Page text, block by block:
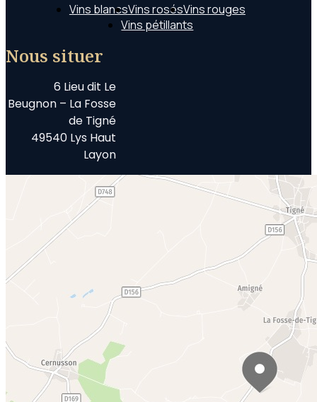
Vins blancsVins rosésVins rouges
Vins pétillants
Nous situer
6 Lieu dit Le
Beugnon – La Fosse
de Tigné
49540 Lys Haut
Layon